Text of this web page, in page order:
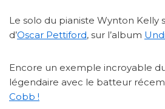
Le solo du pianiste Wynton Kelly
d’Oscar Pettiford, sur l’album
Encore un exemple incroyable
légendaire avec le batteur
Cobb !